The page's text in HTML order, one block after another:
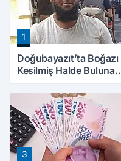
1
Doğubayazıt’ta Boğazı
Kesilmiş Halde Bulunan
3